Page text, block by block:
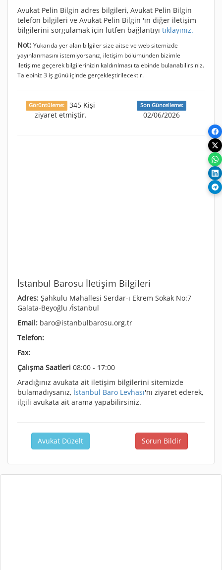
Avukat Pelin Bilgin adres bilgileri, Avukat Pelin Bilgin
telefon bilgileri ve Avukat Pelin Bilgin 'ın diğer iletişim
bilgilerini sorgulamak için lütfen bağlantıyı tıklayınız.
Not: Yukarıda yer alan bilgiler size aitse ve web sitemizde
yayınlanmasını istemiyorsanız, iletişim bölümünden bizimle
iletişime geçerek bilgilerinizin kaldırılması talebinde bulanabilirsiniz.
Talebiniz 3 iş günü içinde gerçekleştirilecektir.
Görüntüleme:
345 Kişi
ziyaret etmiştir.
Son Güncelleme:
02/06/2026
İstanbul Barosu İletişim Bilgileri
Adres: Şahkulu Mahallesi Serdar-ı Ekrem Sokak No:7
Galata-Beyoğlu /İstanbul
Email: baro@istanbulbarosu.org.tr
Telefon:
Fax:
Çalışma Saatleri 08:00 - 17:00
Aradığınız avukata ait iletişim bilgilerini sitemizde
bulamadıysanız, İstanbul Baro Levhası'nı ziyaret ederek,
ilgili avukata ait arama yapabilirsiniz.
Avukat Düzelt Sorun Bildir